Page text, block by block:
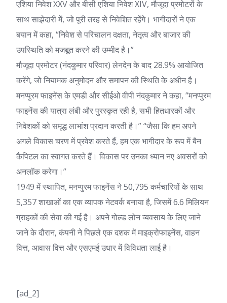
एशिया निवेश XXV और बीसी एशिया निवेश XIV, मौजूदा प्रमोटरों के
साथ साझेदारी में, जो पूरी तरह से निवेशित रहेंगे। भागीदारों ने एक
बयान में कहा, “निवेश से परिचालन दक्षता, नेतृत्व और बाजार की
उपस्थिति को मजबूत करने की उम्मीद है।”
मौजूदा प्रमोटर (नंदकुमार परिवार) लेनदेन के बाद 28.9% आयोजित
करेंगे, जो नियामक अनुमोदन और समापन की स्थिति के अधीन है।
मनप्पुरम फाइनेंस के एमडी और सीईओ वीपी नंदकुमार ने कहा, “मनप्पुरम
फाइनेंस की यात्रा लंबी और पुरस्कृत रही है, सभी हितधारकों और
निवेशकों को समृद्ध लाभांश प्रदान करती है।” “जैसा कि हम अपने
अगले विकास चरण में प्रवेश करते हैं, हम एक भागीदार के रूप में बैन
कैपिटल का स्वागत करते हैं। विकास पर उनका ध्यान नए अवसरों को
अनलॉक करेगा।”
1949 में स्थापित, मनप्पुरम फाइनेंस ने 50,795 कर्मचारियों के साथ
5,357 शाखाओं का एक व्यापक नेटवर्क बनाया है, जिसमें 6.6 मिलियन
ग्राहकों की सेवा की गई है। अपने गोल्ड लोन व्यवसाय के लिए जाने
जाने के दौरान, कंपनी ने पिछले एक दशक में माइक्रोफाइनेंस, वाहन
वित्त, आवास वित्त और एसएमई उधार में विविधता लाई है।
[ad_2]